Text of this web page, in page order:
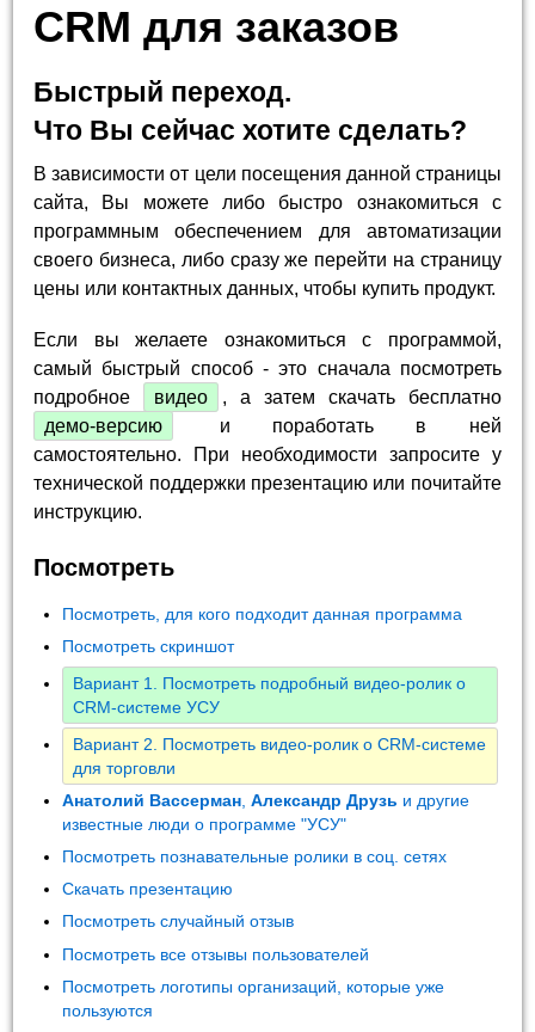
CRM для заказов
Быстрый переход.
Что Вы сейчас хотите сделать?
В зависимости от цели посещения данной страницы
сайта, Вы можете либо быстро ознакомиться с
программным обеспечением для автоматизации
своего бизнеса, либо сразу же перейти на страницу
цены или контактных данных, чтобы купить продукт.
Если вы желаете ознакомиться с программой,
самый быстрый способ - это сначала посмотреть
подробное
видео
, а затем скачать бесплатно
демо-версию
и поработать в ней
самостоятельно. При необходимости запросите у
технической поддержки презентацию или почитайте
инструкцию.
Посмотреть
Посмотреть, для кого подходит данная программа
Посмотреть скриншот
Вариант 1. Посмотреть подробный видео-ролик о
CRM-системе УСУ
Вариант 2. Посмотреть видео-ролик о CRM-системе
для торговли
Анатолий Вассерман ,Александр Друзь и другие
известные люди о программе "УСУ"
Посмотреть познавательные ролики в соц. сетях
Скачать презентацию
Посмотреть случайный отзыв
Посмотреть все отзывы пользователей
Посмотреть логотипы организаций, которые уже
пользуются